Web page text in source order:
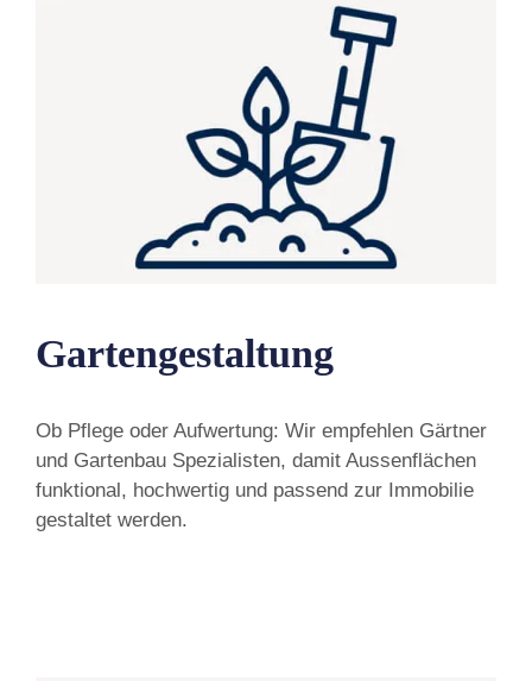
Gartengestaltung
Ob Pflege oder Aufwertung: Wir empfehlen Gärtner
und Gartenbau Spezialisten, damit Aussenflächen
funktional, hochwertig und passend zur Immobilie
gestaltet werden.